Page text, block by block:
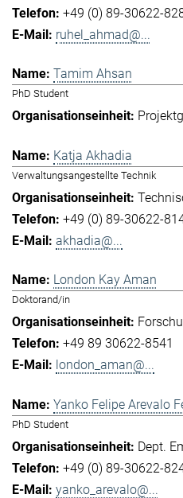
+49 (0) 89-30622-
ruhel_ahmad@...
Tamim Ahsan
PhD Student
Katja Akhadia
Verwaltungsangestellte Technik
+49 (0) 89-30622-
akhadia@...
London Kay Aman
Doktorand/in
+49 89 30622-8541
london_aman@...
Yanko Felipe Arevalo
PhD Student
Dept.
+49 (0) 89-30622-
yanko_arevalo@...